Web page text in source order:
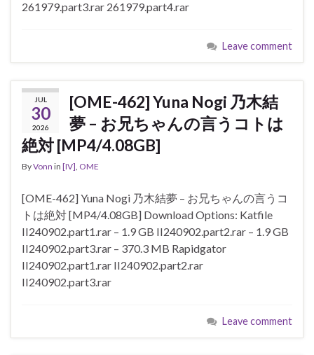
261979.part3.rar 261979.part4.rar
Leave comment
JUL
30
2026
[OME-462] Yuna Nogi 乃木結
夢 – お兄ちゃんの言うコトは
絶対 [MP4/4.08GB]
ByVonn in [IV], OME
[OME-462] Yuna Nogi 乃木結夢 – お兄ちゃんの言うコ
トは絶対 [MP4/4.08GB] Download Options: Katfile
II240902.part1.rar – 1.9 GB II240902.part2.rar – 1.9 GB
II240902.part3.rar – 370.3 MB Rapidgator
II240902.part1.rar II240902.part2.rar
II240902.part3.rar
Leave comment